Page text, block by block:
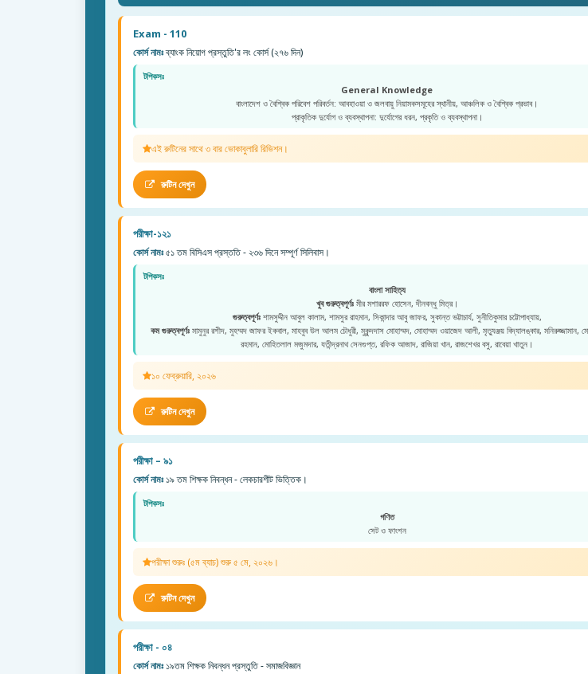
Exam - 110
কোর্স নামঃব্যাংক নিয়োগ প্রস্তুতি'র লং কোর্স (২৭৬ দিন)
টপিকসঃ
General Knowledge
বাংলাদেশ ও বৈশ্বিক পরিবেশ পরিবর্তন: আবহাওয়া ও জলবায়ু নিয়ামকসমূহের স্থানীয়, আঞ্চলিক ও বৈশ্বিক প্রভাব।
প্রাকৃতিক দুর্যোগ ও ব্যবস্থাপনা: দুর্যোগের ধরন, প্রকৃতি ও ব্যবস্থাপনা।
এই রুটিনের সাথে ৩ বার ভোকাবুলারি রিভিশন।
রুটিন দেখুন
পরীক্ষা-১২১
কোর্স নামঃ৫১ তম বিসিএস প্রস্ততি - ২৩৬ দিনে সম্পূর্ণ সিলিবাস।
টপিকসঃ
বাংলা সাহিত্য
খুব গুরুত্বপূর্ণঃমীর মশাররফ হোসেন, দীনবন্ধু মিত্র।
গুরুত্বপূর্ণঃশামসুদ্দীন আবুল কালাম, শামসুর রাহমান, সিকান্দার আবু জাফর, সুকান্ত ভট্টাচার্য, সুনীতিকুমার চট্টোপাধ্যায়,
কম গুরুত্বপূর্ণঃমামুনুর রশীদ, মুহম্মদ জাফর ইকবাল, মাহবুব উল আলম চৌধুরী, মুকুন্দদাস মোহাম্মদ, মোহাম্মদ ওয়াজেদ আলী, মৃত্যুঞ্জয় বিদ্যালঙ্কার, মনিরুজ্জামান,
রহমান, মোহিতলাল মজুমদার, যতীন্দ্রনাথ সেনগুপ্ত, রফিক আজাদ, রাজিয়া খান, রাজশেখর বসু, রাবেয়া খাতুন।
১০ ফেব্রুয়ারি, ২০২৬
রুটিন দেখুন
পরীক্ষা – ৯১
কোর্স নামঃ১৯ তম শিক্ষক নিবন্ধন - লেকচারশীট ভিত্তিক।
টপিকসঃ
গণিত
সেট ও ফাংশন
পরীক্ষা শুরুঃ (৫ম ব্যাচ) শুরু ৫ মে, ২০২৬।
রুটিন দেখুন
পরীক্ষা - ০৪
কোর্স নামঃ১৯তম শিক্ষক নিবন্ধন প্রস্তুতি - সমাজবিজ্ঞান